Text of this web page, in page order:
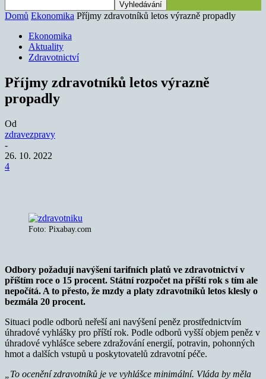
Domů Ekonomika Příjmy zdravotníků letos výrazně propadly
Ekonomika
Aktuality
Zdravotnictví
Příjmy zdravotníků letos výrazně
propadly
Od
zdravezpravy
-
26. 10. 2022
4
Foto: Pixabay.com
Odbory požadují navýšení tarifních platů ve zdravotnictví v
příštím roce o 15 procent. Státní rozpočet na příští rok s tím ale
nepočítá. A to přesto, že mzdy a platy zdravotníků letos klesly o
bezmála 20 procent.
Situaci podle odborů neřeší ani navýšení peněz prostřednictvím
úhradové vyhlášky pro příští rok. Podle odborů vyšší objem peněz v
úhradové vyhlášce sebere zdražování energií, potravin, pohonných
hmot a dalších vstupů u poskytovatelů zdravotní péče.
„To ocenění zdravotníků je ve vyhlášce minimální. Vláda by měla